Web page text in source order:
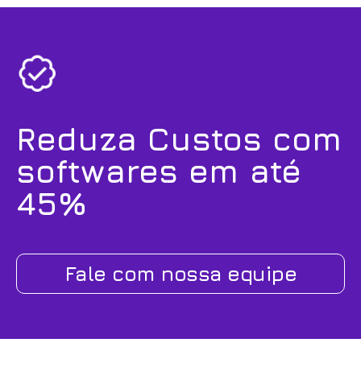
Reduza Custos com
softwares em até
45%
Fale com nossa equipe